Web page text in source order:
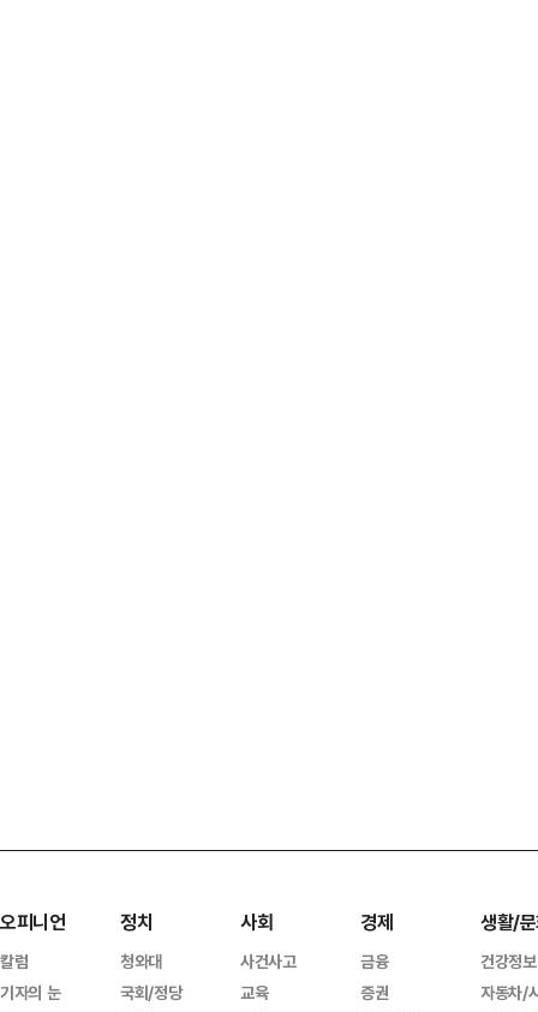
오피니언
칼럼
기자의 눈
정치
청와대
국회/정당
사회
사건사고
교육
경제
금융
증권
생활/
건강정보
자동차/